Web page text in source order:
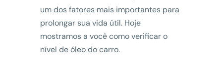
um dos fatores mais importantes para
prolongar sua vida útil. Hoje
mostramos a você como verificar o
nível de óleo do carro.